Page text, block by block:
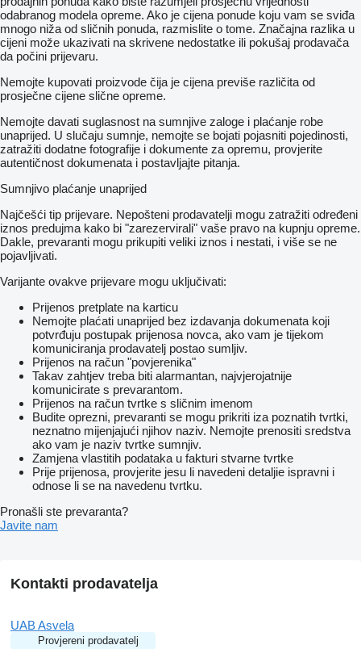
odabranog modela opreme. Ako je cijena ponude koju vam se sviđa
mnogo niža od sličnih ponuda, razmislite o tome. Značajna razlika u
cijeni može ukazivati ​​na skrivene nedostatke ili pokušaj prodavača
da počini prijevaru.
Nemojte kupovati proizvode čija je cijena previše različita od
prosječne cijene slične opreme.
Nemojte davati suglasnost na sumnjive zaloge i plaćanje robe
unaprijed. U slučaju sumnje, nemojte se bojati pojasniti pojedinosti,
zatražiti dodatne fotografije i dokumente za opremu, provjerite
autentičnost dokumenata i postavljajte pitanja.
Sumnjivo plaćanje unaprijed
Najčešći tip prijevare. Nepošteni prodavatelji mogu zatražiti određeni
iznos predujma kako bi "zarezervirali" vaše pravo na kupnju opreme.
Dakle, prevaranti mogu prikupiti veliki iznos i nestati, i više se ne
pojavljivati.
Varijante ovakve prijevare mogu uključivati:
Prijenos pretplate na karticu
Nemojte plaćati unaprijed bez izdavanja dokumenata koji
potvrđuju postupak prijenosa novca, ako vam je tijekom
komuniciranja prodavatelj postao sumljiv.
Prijenos na račun "povjerenika"
Takav zahtjev treba biti alarmantan, najvjerojatnije
komunicirate s prevarantom.
Prijenos na račun tvrtke s sličnim imenom
Budite oprezni, prevaranti se mogu prikriti iza poznatih tvrtki,
neznatno mijenjajući njihov naziv. Nemojte prenositi sredstva
ako vam je naziv tvrtke sumnjiv.
Zamjena vlastitih podataka u fakturi stvarne tvrtke
Prije prijenosa, provjerite jesu li navedeni detaljie ispravni i
odnose li se na navedenu tvrtku.
Pronašli ste prevaranta?
Javite nam
Kontakti prodavatelja
UAB Asvela
Provjereni prodavatelj